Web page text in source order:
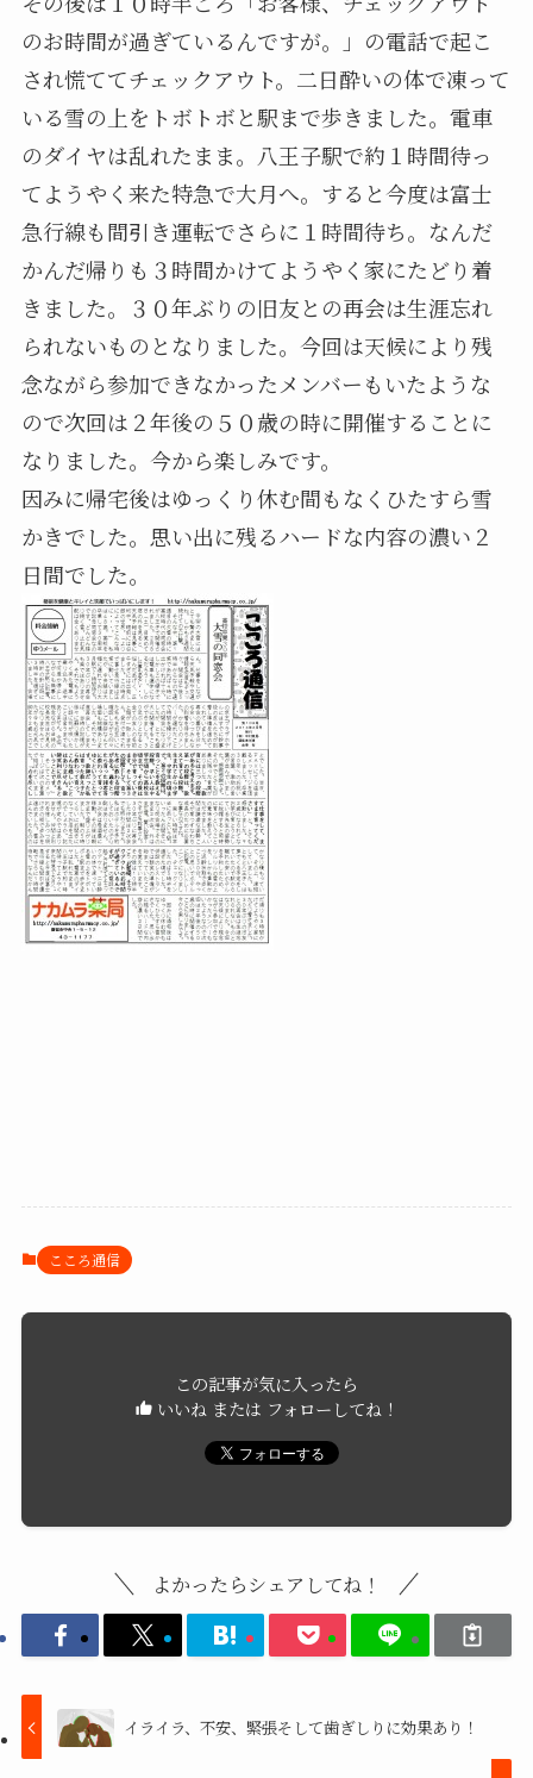
のお時間が過ぎているんですが。」の電話で起こ
され慌ててチェックアウト。二日酔いの体で凍って
いる雪の上をトボトボと駅まで歩きました。電車
のダイヤは乱れたまま。八王子駅で約１時間待っ
てようやく来た特急で大月へ。すると今度は富士
急行線も間引き運転でさらに１時間待ち。なんだ
かんだ帰りも３時間かけてようやく家にたどり着
きました。３０年ぶりの旧友との再会は生涯忘れ
られないものとなりました。今回は天候により残
念ながら参加できなかったメンバーもいたような
ので次回は２年後の５０歳の時に開催することに
なりました。今から楽しみです。
因みに帰宅後はゆっくり休む間もなくひたすら雪
かきでした。思い出に残るハードな内容の濃い２
日間でした。
こころ通信
この記事が気に入ったら
いいね または フォローしてね！
よかったらシェアしてね！
イライラ、不安、緊張そして歯ぎしりに効果あり！